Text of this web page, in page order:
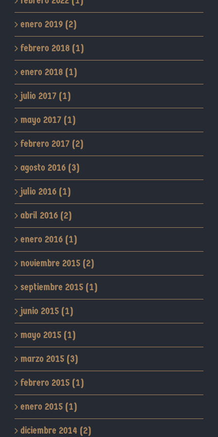
enero 2019 (2)
febrero 2018 (1)
enero 2018 (1)
julio 2017 (1)
mayo 2017 (1)
febrero 2017 (2)
agosto 2016 (3)
julio 2016 (1)
abril 2016 (2)
enero 2016 (1)
noviembre 2015 (2)
septiembre 2015 (1)
junio 2015 (1)
mayo 2015 (1)
marzo 2015 (3)
febrero 2015 (1)
enero 2015 (1)
diciembre 2014 (2)